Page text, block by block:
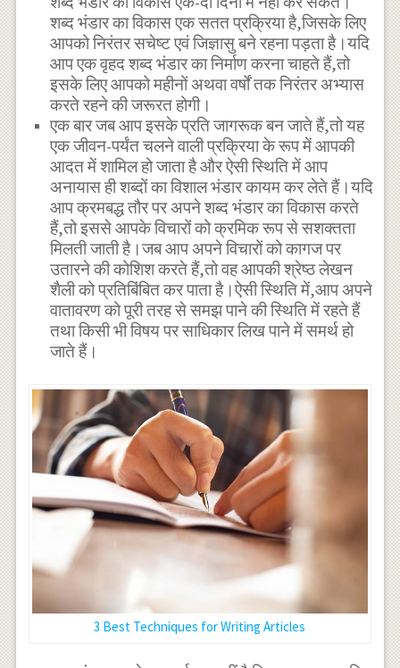
शब्द भंडार का विकास एक सतत प्रक्रिया है,जिसके लिए
आपको निरंतर सचेष्ट एवं जिज्ञासु बने रहना पड़ता है।यदि
आप एक वृहद शब्द भंडार का निर्माण करना चाहते हैं,तो
इसके लिए आपको महीनों अथवा वर्षों तक निरंतर अभ्यास
करते रहने की जरूरत होगी।
एक बार जब आप इसके प्रति जागरूक बन जाते हैं,तो यह
एक जीवन-पर्यंत चलने वाली प्रक्रिया के रूप में आपकी
आदत में शामिल हो जाता है और ऐसी स्थिति में आप
अनायास ही शब्दों का विशाल भंडार कायम कर लेते हैं।यदि
आप क्रमबद्ध तौर पर अपने शब्द भंडार का विकास करते
हैं,तो इससे आपके विचारों को क्रमिक रूप से सशक्तता
मिलती जाती है।जब आप अपने विचारों को कागज पर
उतारने की कोशिश करते हैं,तो वह आपकी श्रेष्ठ लेखन
शैली को प्रतिबिंबित कर पाता है।ऐसी स्थिति में,आप अपने
वातावरण को पूरी तरह से समझ पाने की स्थिति में रहते हैं
तथा किसी भी विषय पर साधिकार लिख पाने में समर्थ हो
जाते हैं।
3 Best Techniques for Writing Articles